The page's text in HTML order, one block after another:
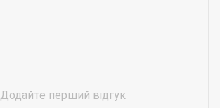
Додайте перший відгук